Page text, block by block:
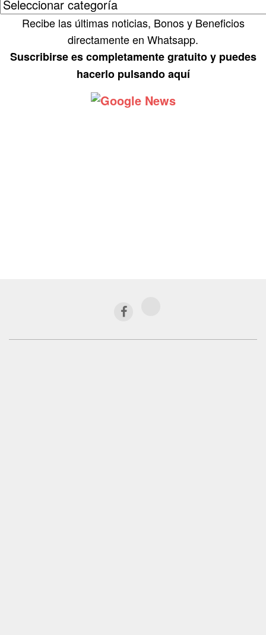
Recibe las últimas noticias, Bonos y Beneficios
directamente en Whatsapp.
Suscribirse es completamente gratuito y puedes
hacerlo pulsando aquí